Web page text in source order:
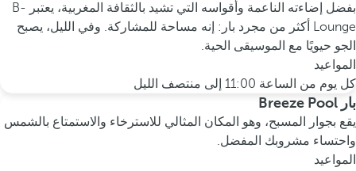
بفضل إضاءته الناعمة وأقواسه التي تشيد بالثقافة المغربية، يعتبر B-
Lounge أكثر من مجرد بار: إنه مساحة للمشاركة. وفي الليل، يصبح
الجو حيويًا مع الموسيقى الحية.
المواعيد
كل يوم من الساعة 11:00 إلى منتصف الليل
بار Breeze Pool
يقع بجوار المسبح، وهو المكان المثالي للاسترخاء والاستمتاع بالشمس
واحتساء مشروبك المفضل.
المواعيد